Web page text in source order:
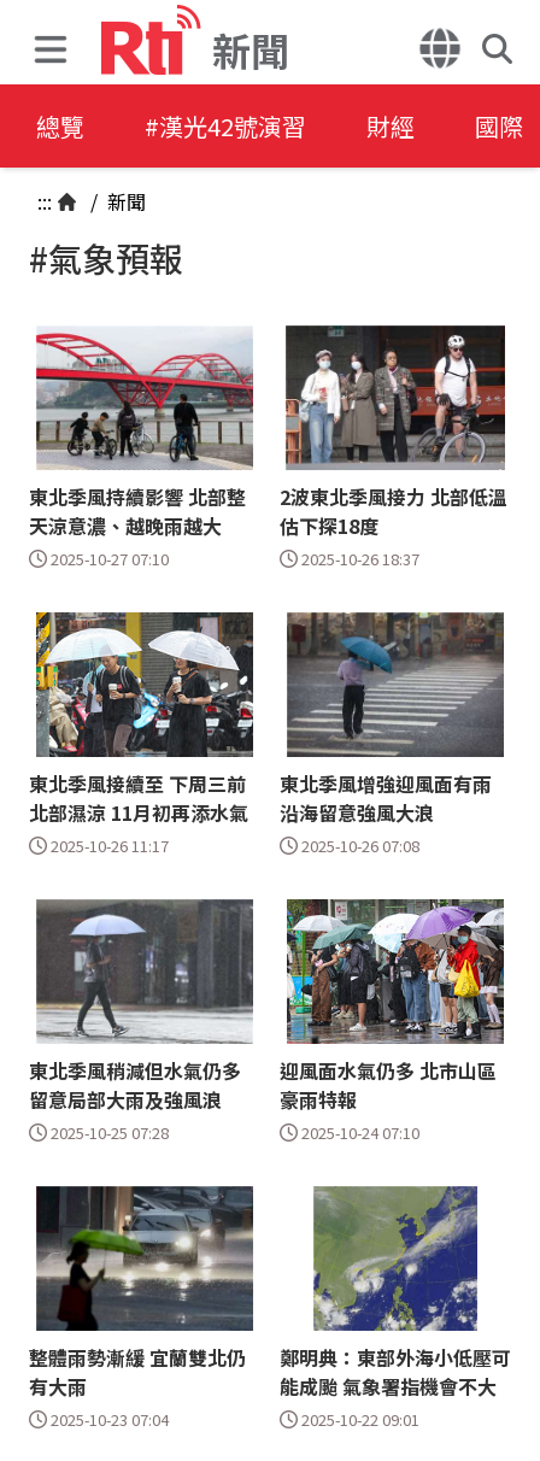
新聞
總覽 #漢光42號演習 財經 國際
::: / 新聞
#氣象預報
東北季風持續影響 北部整
天涼意濃、越晚雨越大
2025-10-27 07:10
2波東北季風接力 北部低溫
估下探18度
2025-10-26 18:37
東北季風接續至 下周三前
北部濕涼 11月初再添水氣
2025-10-26 11:17
東北季風增強迎風面有雨
沿海留意強風大浪
2025-10-26 07:08
東北季風稍減但水氣仍多
留意局部大雨及強風浪
2025-10-25 07:28
迎風面水氣仍多 北市山區
豪雨特報
2025-10-24 07:10
整體雨勢漸緩 宜蘭雙北仍
有大雨
2025-10-23 07:04
鄭明典：東部外海小低壓可
能成颱 氣象署指機會不大
2025-10-22 09:01